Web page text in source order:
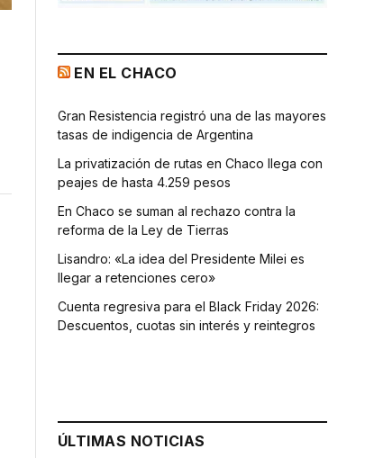
EN EL CHACO
Gran Resistencia registró una de las mayores
tasas de indigencia de Argentina
La privatización de rutas en Chaco llega con
peajes de hasta 4.259 pesos
En Chaco se suman al rechazo contra la
reforma de la Ley de Tierras
Lisandro: «La idea del Presidente Milei es
llegar a retenciones cero»
Cuenta regresiva para el Black Friday 2026:
Descuentos, cuotas sin interés y reintegros
ÚLTIMAS NOTICIAS